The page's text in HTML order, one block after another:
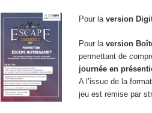
Pour laversion
Pour laversion
permettant de
journée en
A l’issue de la
jeu est remise par